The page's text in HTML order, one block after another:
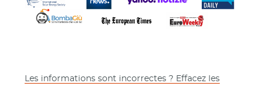
Les informations sont incorrectes ? Effacez les